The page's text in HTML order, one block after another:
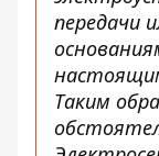
передачи
Таким